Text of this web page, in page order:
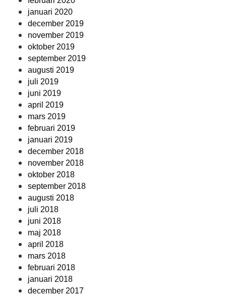
januari 2020
december 2019
november 2019
oktober 2019
september 2019
augusti 2019
juli 2019
juni 2019
april 2019
mars 2019
februari 2019
januari 2019
december 2018
november 2018
oktober 2018
september 2018
augusti 2018
juli 2018
juni 2018
maj 2018
april 2018
mars 2018
februari 2018
januari 2018
december 2017